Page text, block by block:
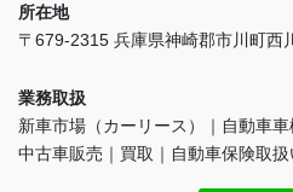
所在地
〒679-2315 兵庫県神崎郡市川町西
業務取扱
新車市場（カーリース）｜自動車
中古車販売｜買取｜自動車保険取扱